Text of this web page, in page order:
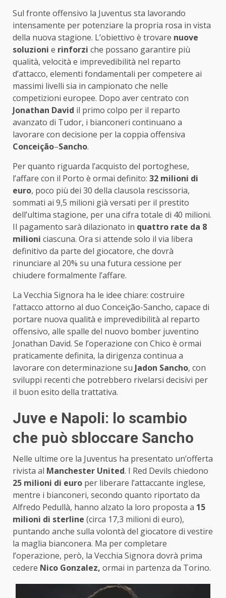
Sul fronte offensivo la Juventus sta lavorando
intensamente per potenziare la propria rosa in vista
della nuova stagione. L’obiettivo è trovare nuove
soluzioni e rinforzi che possano garantire più
qualità, velocità e imprevedibilità nel reparto
d’attacco, elementi fondamentali per competere ai
massimi livelli sia in campionato che nelle
competizioni europee. Dopo aver centrato con
Jonathan David il primo colpo per il reparto
avanzato di Tudor, i bianconeri continuano a
lavorare con decisione per la coppia offensiva
Conceição–Sancho.
Per quanto riguarda l’acquisto del portoghese,
l’affare con il Porto è ormai definito: 32 milioni di
euro, poco più dei 30 della clausola rescissoria,
sommati ai 9,5 milioni già versati per il prestito
dell’ultima stagione, per una cifra totale di 40 milioni.
Il pagamento sarà dilazionato in quattro rate da 8
milioni ciascuna. Ora si attende solo il via libera
definitivo da parte del giocatore, che dovrà
rinunciare al 20% su una futura cessione per
chiudere formalmente l’affare.
La Vecchia Signora ha le idee chiare: costruire
l’attacco attorno al duo Conceição-Sancho, capace di
portare nuova qualità e imprevedibilità al reparto
offensivo, alle spalle del nuovo bomber juventino
Jonathan David. Se l’operazione con Chico è ormai
praticamente definita, la dirigenza continua a
lavorare con determinazione su Jadon Sancho, con
sviluppi recenti che potrebbero rivelarsi decisivi per
il buon esito della trattativa.
Juve e Napoli: lo scambio
che può sbloccare Sancho
Nelle ultime ore la Juventus ha presentato un’offerta
rivista al Manchester United. I Red Devils chiedono
25 milioni di euro per liberare l’attaccante inglese,
mentre i bianconeri, secondo quanto riportato da
Alfredo Pedullà, hanno alzato la loro proposta a 15
milioni di sterline (circa 17,3 milioni di euro),
puntando anche sulla volontà del giocatore di vestire
la maglia bianconera. Ma per completare
l’operazione, però, la Vecchia Signora dovrà prima
cedere Nico Gonzalez, ormai in partenza da Torino.